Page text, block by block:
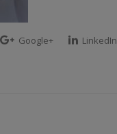
Google+ LinkedIn